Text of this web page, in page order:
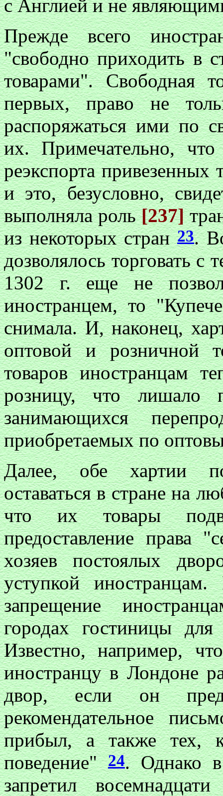
с Англией и не
Прежде всего
"свободно приходить в
товарами". Свободная
первых, право не
распоряжаться ими по
их. Примечательно,
реэкспорта привезенных
и это, безусловно,
выполняла роль[237]
из некоторых стран23.
дозволялось торговать с
1302 г. еще не
иностранцем, то
снимала. И, наконец,
оптовой и розничной
товаров иностранцам
розницу, что лишало
занимающихся
приобретаемых по
Далее, обе хартии
оставаться в стране на
что их товары
предоставление права
хозяев постоялых
уступкой иностранцам.
запрещение
городах гостиницы
Известно, например,
иностранцу в Лондоне
двор, если он
рекомендательное
прибыл, а также тех,
поведение"24. Однако
запретил